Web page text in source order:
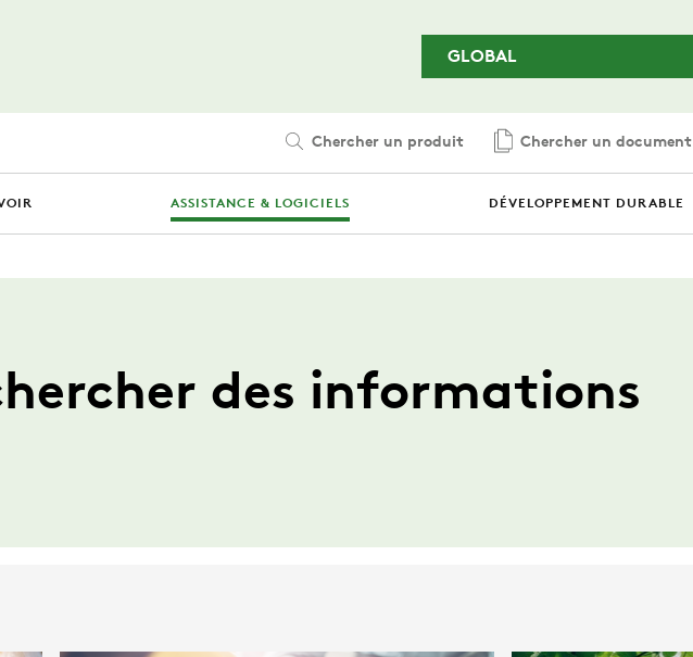
GLOBAL
Chercher un produit Chercher un document
ASSISTANCE & LOGICIELS DÉVELOPPEMENT DURABLE
des informations